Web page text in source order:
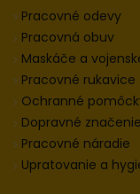
Pracovné odevy
Pracovná obuv
Maskáče a
Pracovné rukavice
Ochranné
Dopravné značenie
Pracovné náradie
Upratovanie a